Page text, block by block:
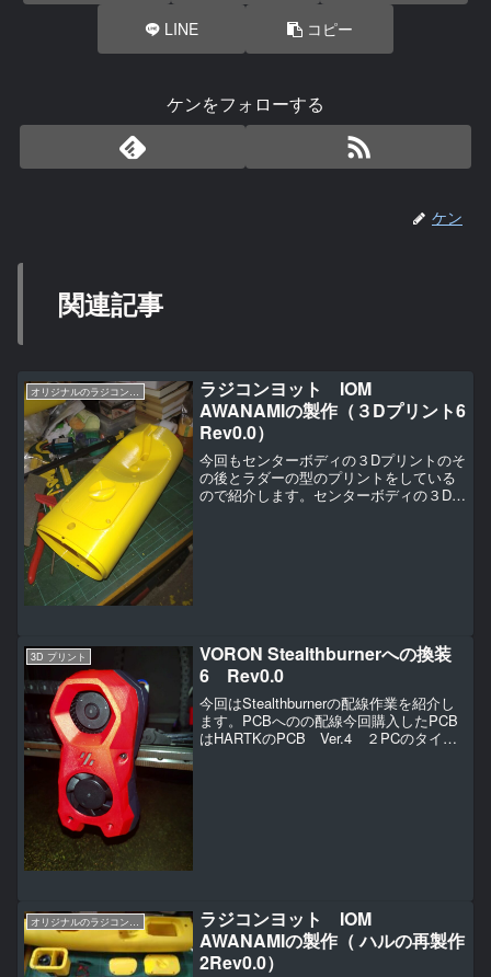
LINE コピー
ケンをフォローする
ケン
関連記事
オリジナルのラジコンヨットの作り方（IOM AWANAMI編）
ラジコンヨット IOM
AWANAMIの製作（３Dプリント6
Rev0.0）
今回もセンターボディの３Dプリントのそ
の後とラダーの型のプリントをしている
ので紹介します。センターボディの３Dプ
3D プリント
VORON Stealthburnerへの換装
6 Rev0.0
今回はStealthburnerの配線作業を紹介し
ます。PCBへのの配線今回購入したPCB
はHARTKのPCB Ver.4 ２PCのタイプ
オリジナルのラジコンヨットの作り方（IOM AWANAMI編）
ラジコンヨット IOM
AWANAMIの製作（ ハルの再製作
2Rev0.0）